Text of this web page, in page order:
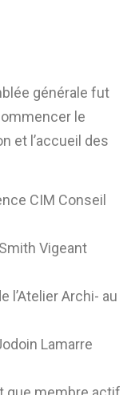
générale fut
le
et l’accueil des
CIM Conseil
Vigeant
l’Atelier Archi- au
Lamarre